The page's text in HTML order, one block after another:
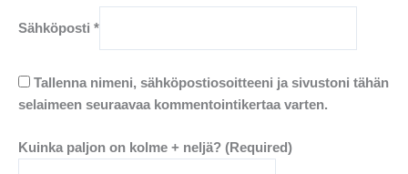
Sähköposti *
Tallenna nimeni, sähköpostiosoitteeni ja sivustoni tähän
selaimeen seuraavaa kommentointikertaa varten.
Kuinka paljon on kolme + neljä? (Required)